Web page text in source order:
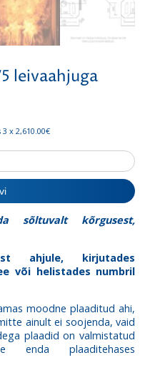
leivaahjuga
x 2,610.00€
sõltuvalt kõrgusest,
ahjule, kirjutades
või helistades numbril
moodne plaaditud ahi,
ainult ei soojenda, vaid
plaadid on valmistatud
enda plaaditehases